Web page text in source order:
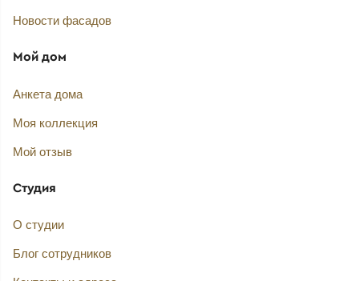
Новости фасадов
Мой дом
Анкета дома
Моя коллекция
Мой отзыв
Студия
О студии
Блог сотрудников